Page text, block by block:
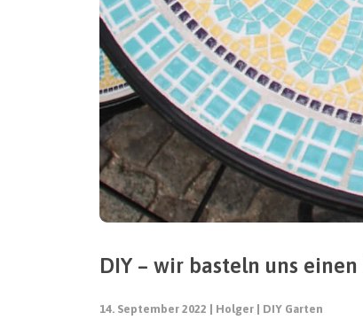
DIY – wir basteln uns
14. September 2022 Holger DIY Garten